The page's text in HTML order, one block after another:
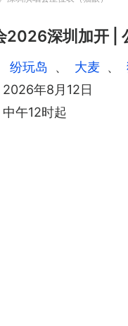
2026深圳加开 |
纷玩岛 、 大麦 、
年8月12日
午12时起